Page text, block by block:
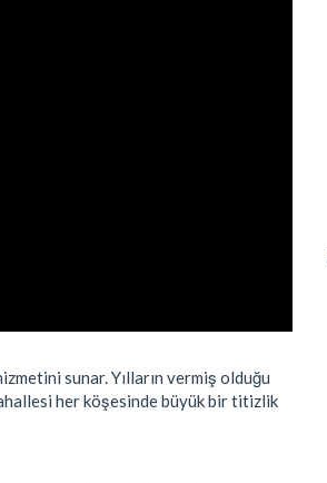
sunar. Yılların vermiş olduğu
her köşesinde büyük bir titizlik